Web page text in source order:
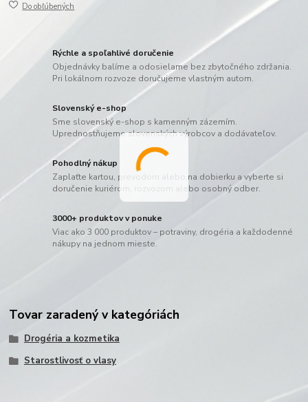
Do obľúbených
Rýchle a spoľahlivé doručenie
Objednávky balíme a odosielame bez zbytočného zdržania.
Pri lokálnom rozvoze doručujeme vlastným autom.
Slovenský e-shop
Sme slovenský e-shop s kamenným zázemím.
Uprednostňujeme slovenských výrobcov a dodávateľov.
Pohodlný nákup
Zaplaťte kartou, prevodom alebo na dobierku a vyberte si
doručenie kuriérom, rozvozom alebo osobný odber.
3000+ produktov v ponuke
Viac ako 3 000 produktov – potraviny, drogéria a každodenné
nákupy na jednom mieste.
Tovar zaradený v kategóriách
Drogéria a kozmetika
Starostlivosť o vlasy